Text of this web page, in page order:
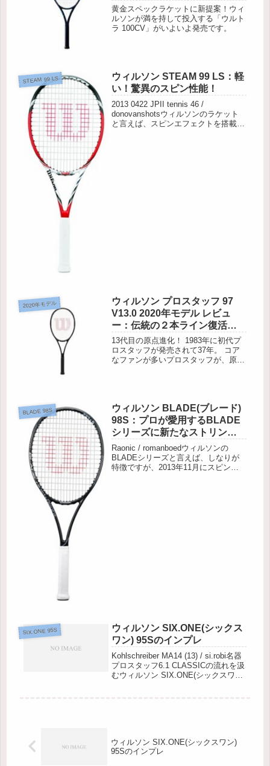
ーが打ちやすいカウンター・
ヴェイル搭載ラケット
黄金スペックラケットに新提案！ウィ
ルソンが満を持して投入する「ウルト
ラ 100CV」がいよいよ発売です。
STEAM 99 LS
ウィルソン STEAM 99 LS：軽
い！驚異のスピン性能！
2013 0422 JPII tennis 46 /
donovanshotsウィルソンのラケット
と言えば、スピンエフェクトを搭載し
2020年モデル
ウィルソン プロスタッフ 97
V13.0 2020年モデル レビュ
ー：伝統の２本ライン復活！
新技術採用で打球感がさらに
進化
13代目の原点進化！ 1983年に初代プ
ロスタッフが発売されて37年。 コア
なファンが多いプロスタッフが、原点
BLADE 98S
ウィルソン BLADE(ブレード)
98S：プロが愛用するBLADE
シリーズに新たなストリング
パターンが登場！
Raonic / romanboedウィルソンの
BLADEシリーズと言えば、しなりが
特徴ですが、2013年11月にスピン性
SIX.ONE 95S
ウィルソン SIX.ONE(シックス
ワン) 95Sのインプレ
Kohlschreiber MA14 (13) / si.robi名器
プロスタッフ6.1 CLASSICの流れを汲
むウィルソン SIX.ONE(シックスワン)
ウィルソン SIX.ONE(シックスワン)
95Sのインプレ